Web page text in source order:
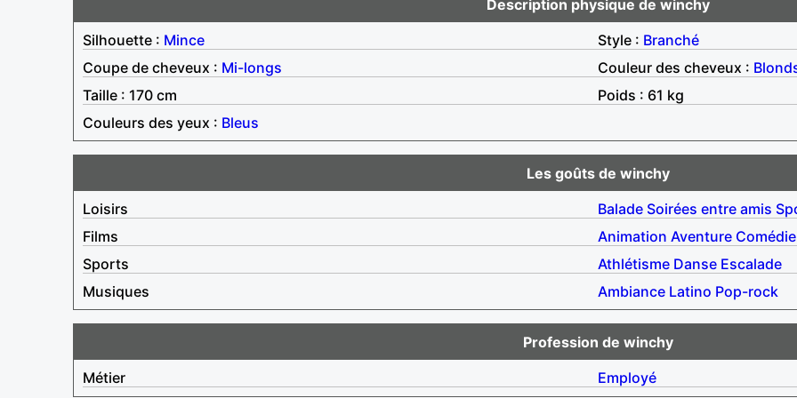
Description physique de winchy
Silhouette : Mince Style : Branché
Coupe de cheveux : Mi-longs Couleur des cheveux :
Taille : 170 cm
Poids : 61 kg
Couleurs des yeux : Bleus
Les goûts de winchy
Loisirs
Balade Soirées entre amis
Films
Animation Aventure Comédie
Sports
Athlétisme Danse Escalade
Musiques
Ambiance Latino Pop-rock
Profession de winchy
Métier
Employé